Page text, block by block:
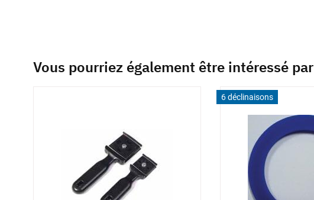
Vous pourriez également être intéressé par
6 déclinaisons